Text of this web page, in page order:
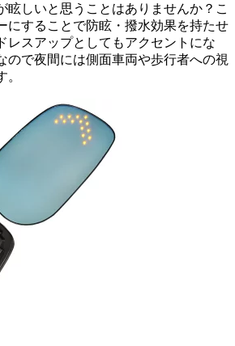
眩しいと思うことはありませんか？こ
にすることで防眩・撥水効果を持たせ
レスアップとしてもアクセントにな
ので夜間には側面車両や歩行者への視